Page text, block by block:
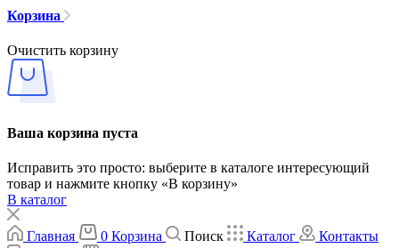
Корзина
Очистить корзину
Ваша корзина пуста
Исправить это просто: выберите в каталоге интересующий
товар и нажмите кнопку «В корзину»
В каталог
Главная 0 Корзина Поиск Каталог Контакты